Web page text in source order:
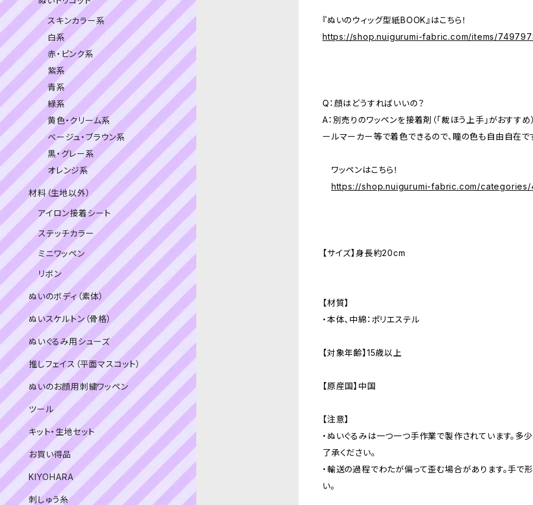
『ぬいのウィッグ型紙BOOK』はこちら！
https://shop.nuigurumi-fabric.com/items/
Q：顔はどうすればいいの？
A：別売りのワッペンを接着剤（「裁ほう上手」がおすす
ールマーカー等で着色できるので、瞳の色も自由自在で
ワッペンはこちら！
https://shop.nuigurumi-fabric.com/
【サイズ】身長約20cm
【材質】
・本体、中綿：ポリエステル
【対象年齢】15歳以上
【原産国】中国
【注意】
・ぬいぐるみは一つ一つ手作業で製作されています。多
了承ください。
・輸送の過程でわたが偏って歪む場合があります。手で
い。
スキンカラー系
白系
赤・ピンク系
紫系
青系
緑系
黄色・クリーム系
ベージュ・ブラウン系
黒・グレー系
オレンジ系
材料（生地以外）
アイロン接着シート
ステッチカラー
ミニワッペン
リボン
ぬいのボディ（素体）
ぬいスケルトン（骨格）
ぬいぐるみ用シューズ
推しフェイス（平面マスコット）
ぬいのお顔用刺繍ワッペン
ツール
キット・生地セット
お買い得品
KIYOHARA
刺しゅう糸